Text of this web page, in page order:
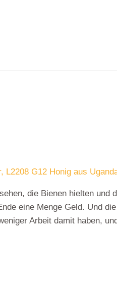
, L2208 G12 Honig aus
die Bienen hielten
eine Menge Geld. Und
Arbeit damit haben,